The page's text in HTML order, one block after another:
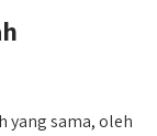
yang sama, oleh